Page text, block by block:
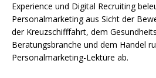
Experience und Digital Recruiting
Personalmarketing aus Sicht der
der Kreuzschifffahrt, dem
Beratungsbranche und dem Handel
Personalmarketing-Lektüre ab.